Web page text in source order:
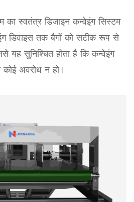
स्वतंत्र डिजाइन कन्वेइंग सिस्टम
डिवाइस तक बैगों को सटीक रूप से
यह सुनिश्चित होता है कि कन्वेइंग
कोई अवरोध न हो।